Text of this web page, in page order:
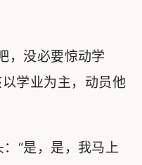
，没必要惊动学
学业为主，动员他
“是，是，我马上